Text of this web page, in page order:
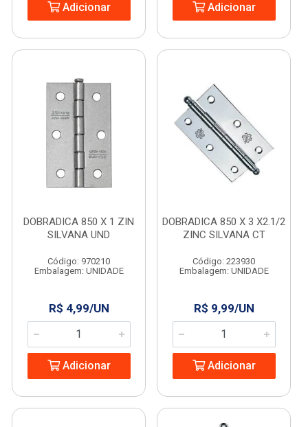
Adicionar Adicionar
DOBRADICA 850 X 1 ZIN
SILVANA UND
Código: 970210
Embalagem: UNIDADE
R$ 4,99/UN
Adicionar
DOBRADICA 850 X 3 X2.1/2
ZINC SILVANA CT
Código: 223930
Embalagem: UNIDADE
R$ 9,99/UN
Adicionar